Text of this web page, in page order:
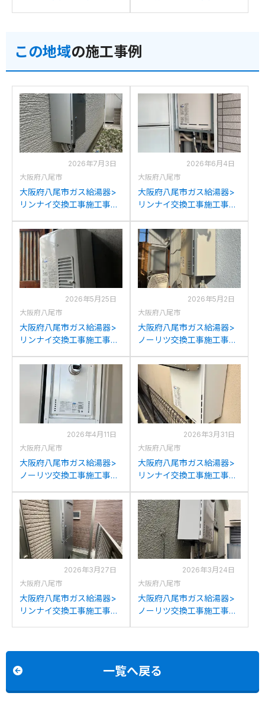
への交換
6(A)への交換
この地域の施工事例
2026年7月3日
大阪府八尾市
大阪府八尾市ガス給湯器>
リンナイ交換工事施工事
2450SAWXからリンナイ
RUF-K2406SAW(A)への交
換
2026年6月4日
大阪府八尾市
大阪府八尾市ガス給湯器>
リンナイ交換工事施工事
らリンナイRUF-
A1615SAB(C)への交換
2026年5月25日
大阪府八尾市
大阪府八尾市ガス給湯器>
リンナイ交換工事施工事
らリンナイRUX-
V1015SWFA(B)への交換
2026年5月2日
大阪府八尾市
大阪府八尾市ガス給湯器>
ノーリツ交換工事施工事
からノーリツGQ-2421WZ-
3への交換
2026年4月11日
大阪府八尾市
大阪府八尾市ガス給湯器>
ノーリツ交換工事施工事
2434SAWX6H-Tからノー
リツGT-2470SAW-T BLへ
の交換
2026年3月31日
大阪府八尾市
大阪府八尾市ガス給湯器>
リンナイ交換工事施工事
らリンナイRUF-
205SAW(B)への交換
2026年3月27日
大阪府八尾市
大阪府八尾市ガス給湯器>
リンナイ交換工事施工事
2026年3月24日
大阪府八尾市
大阪府八尾市ガス給湯器>
ノーリツ交換工事施工事
一覧へ戻る